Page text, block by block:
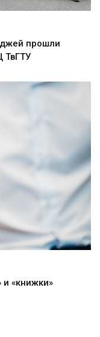
прошли
ТвГТУ
«книжки»